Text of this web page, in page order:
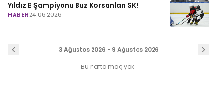
Yıldız B Şampiyonu Buz Korsanları SK!
HABER24.06.2026
3 Ağustos 2026 - 9 Ağustos 2026
Bu hafta maç yok